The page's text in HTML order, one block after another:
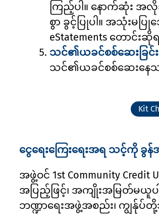
ကြည့်ပါ။ နောက်ဆုံး အလို
စွာ ခွင့်ပြုပါ။ အသုံးမပြု
eStatements တောင်းဆို
သင်၏ယခင်စစ်ဆေးခြင်
သင်၏ယခင်စစ်ဆေးနေ
Kit
ငွေရေးကြေးရေးအရ သင့်ကို ခွန်
အဖွဲ့ဝင် 1st Community
အပြည့်ဖြင့်၊ အကျိုးအမြတ်မယူပ
ဘဏ္ဍာရေးအဖွဲ့အစည်း၊ ကျွန်ု